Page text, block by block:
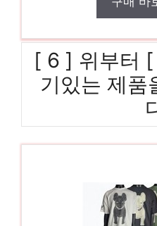
[ 6 ] 위부터 [
기있는 제품